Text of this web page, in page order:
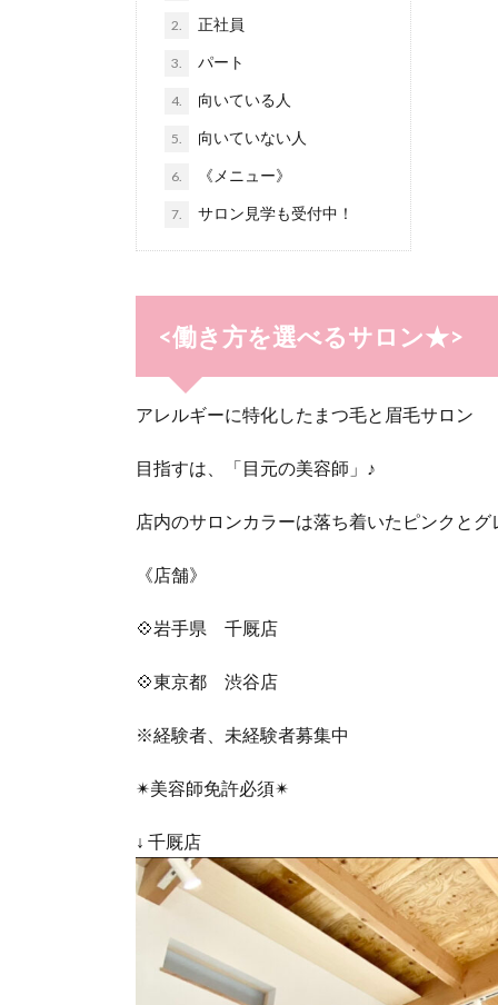
2. 正社員
3. パート
4. 向いている人
5. 向いていない人
6. 《メニュー》
7. サロン見学も受付中！
<働き方を選べるサロン★>
アレルギーに特化したまつ毛と眉毛サロン
目指すは、「目元の美容師」♪
店内のサロンカラーは落ち着いたピンクと
《店舗》
💠岩手県 千厩店
💠東京都 渋谷店
※経験者、未経験者募集中
✴︎美容師免許必須✴︎
↓ 千厩店